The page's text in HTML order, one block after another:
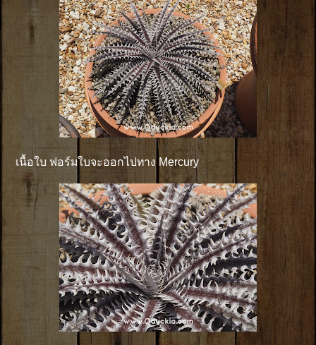
เนื้อใบ ฟอร์มใบจะออกไปทาง Mercury